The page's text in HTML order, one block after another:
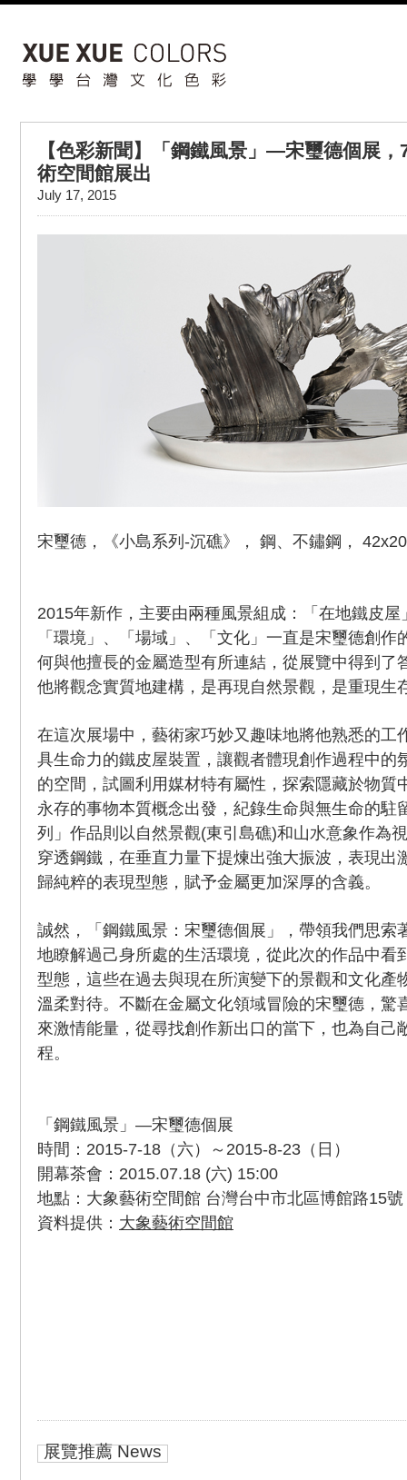
【色彩新聞】「鋼鐵風景」—宋璽德個展
術空間館展出
July 17, 2015
宋璽德，《小島系列-沉礁》， 鋼、不鏽鋼，
2015年新作，主要由兩種風景組成：「在地鐵皮
「環境」、「場域」、「文化」一直是宋璽德創
何與他擅長的金屬造型有所連結，從展覽中得到了
他將觀念實質地建構，是再現自然景觀，是重現生
在這次展場中，藝術家巧妙又趣味地將他熟悉的工
具生命力的鐵皮屋裝置，讓觀者體現創作過程中的
的空間，試圖利用媒材特有屬性，探索隱藏於物質
永存的事物本質概念出發，紀錄生命與無生命的駐
列」作品則以自然景觀(東引島礁)和山水意象作為
穿透鋼鐵，在垂直力量下提煉出強大振波，表現出
歸純粹的表現型態，賦予金屬更加深厚的含義。
誠然，「鋼鐵風景：宋璽德個展」，帶領我們思索
地瞭解過己身所處的生活環境，從此次的作品中看
型態，這些在過去與現在所演變下的景觀和文化產
溫柔對待。不斷在金屬文化領域冒險的宋璽德，驚
來激情能量，從尋找創作新出口的當下，也為自己
程。
「鋼鐵風景」—宋璽德個展
時間：2015-7-18（六）～2015-8-23（日）
開幕茶會：2015.07.18 (六) 15:00
地點：大象藝術空間館 台灣台中市北區博館路15號
資料提供： 大象藝術空間館
展覽推薦 News